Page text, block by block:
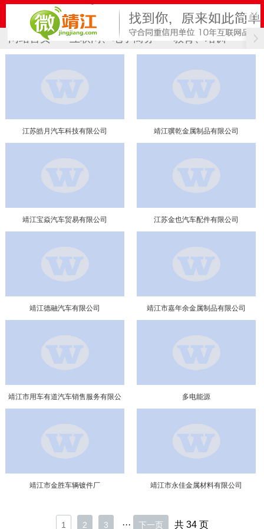
网站首页 互联网、电子商务 教育、培训 计
江苏皓月汽车科技有限公司 靖江骥乾金属制品有限公司
靖江宝焱汽车贸易有限公司 江苏金也汽车配件有限公司
靖江德融汽车有限公司 靖江市嘉年余金属制品有限公司
靖江市用车有道汽车销售服务有限公
司
多电能源
靖江市金胜车辆镀件厂 靖江市永佳金属材料有限公司
1 2 3 ··· 下一页 共 34 页